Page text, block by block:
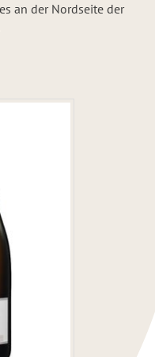
an der Nordseite der